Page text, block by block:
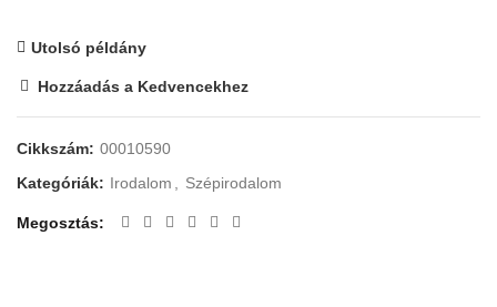
Utolsó példány
Hozzáadás a Kedvencekhez
Cikkszám: 00010590
Kategóriák: Irodalom , Szépirodalom
Megosztás